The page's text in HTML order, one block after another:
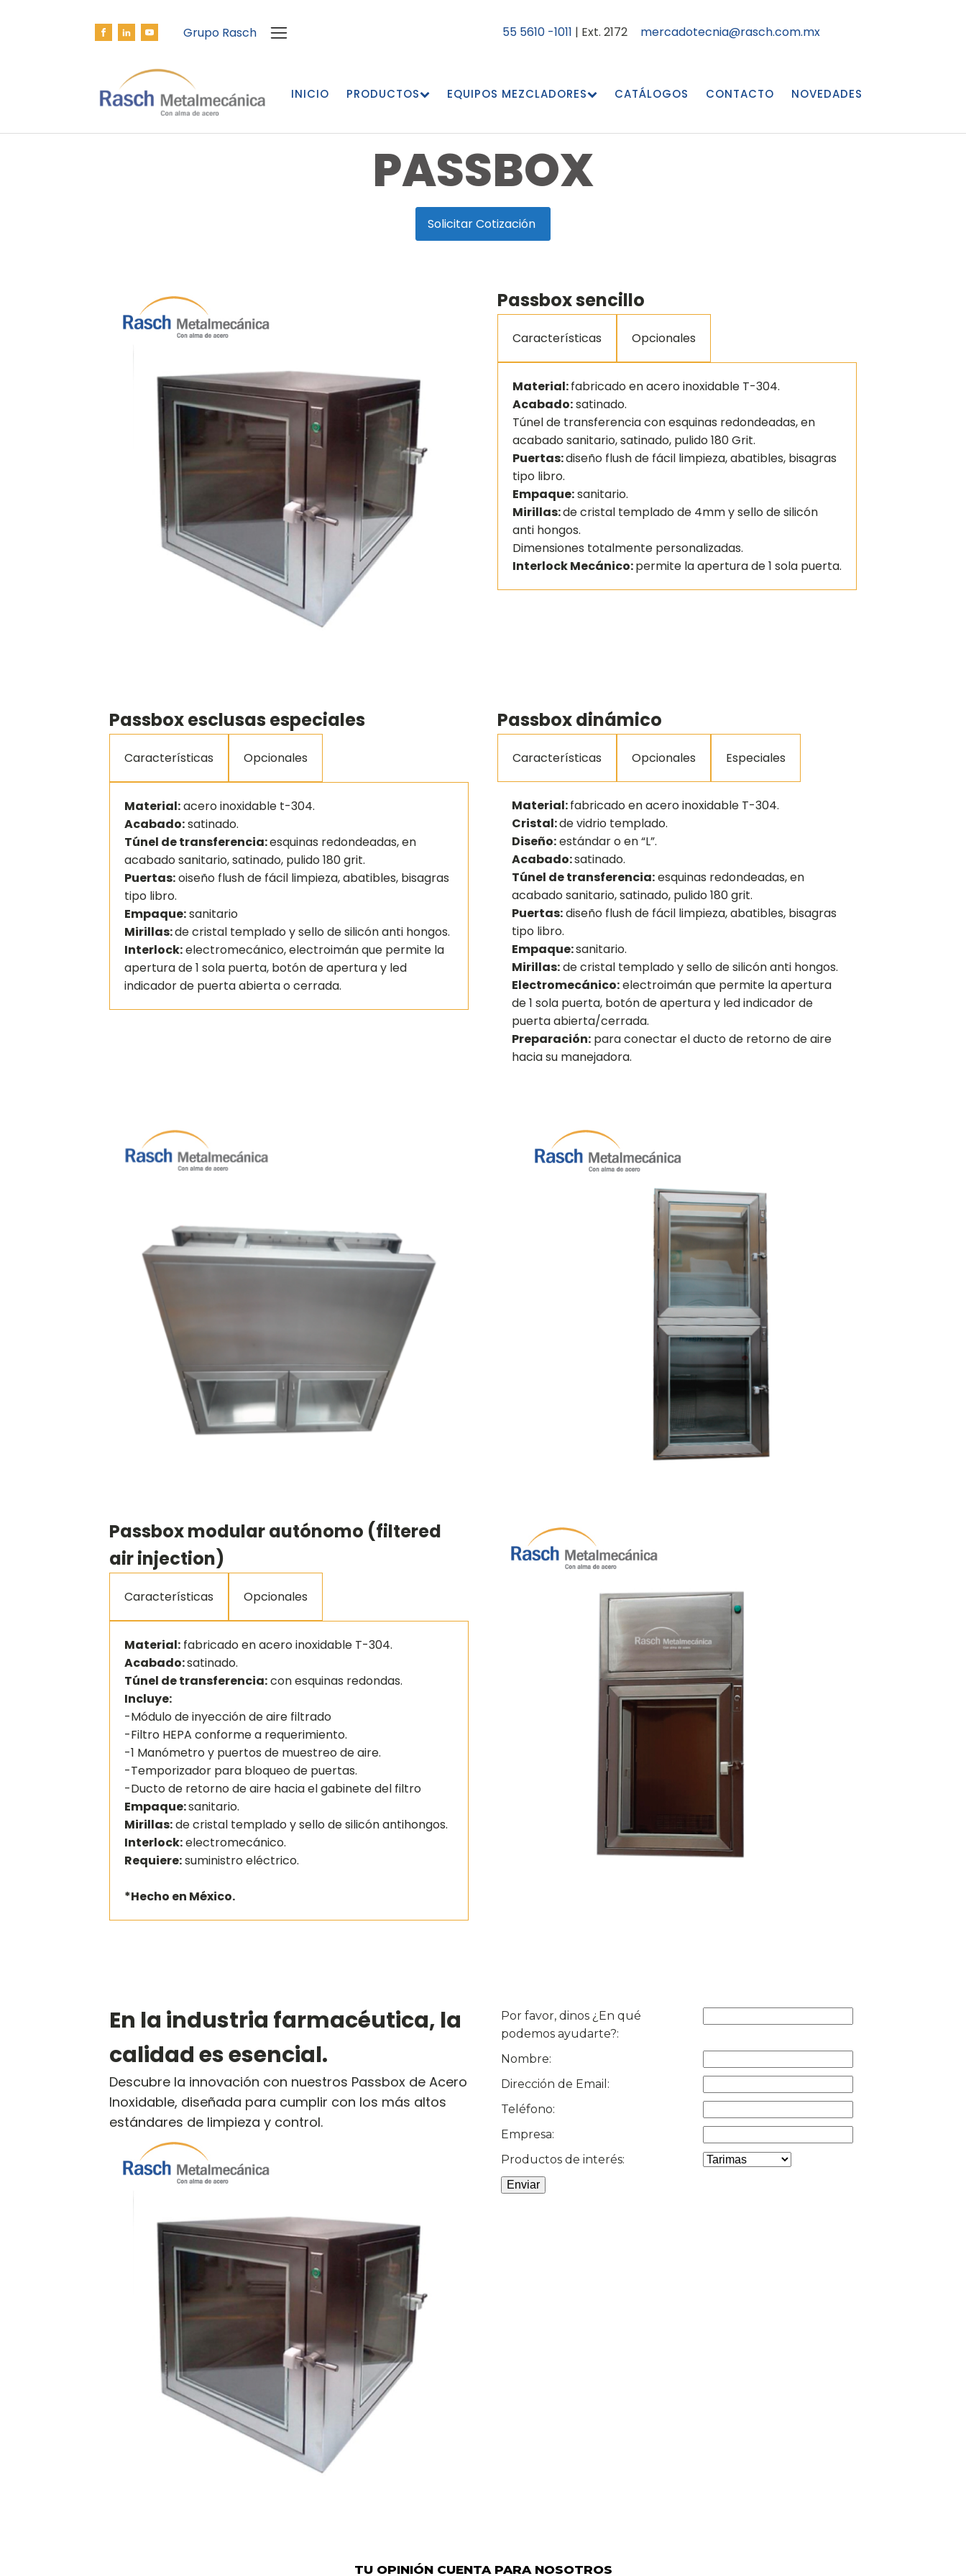
Grupo Rasch 55 5610 -1011 | Ext. 2172 mercadotecnia@rasch.com.mx
INICIO PRODUCTOS EQUIPOS MEZCLADORES CATÁLOGOS CONTACTO NOVEDADES
PASSBOX
Solicitar Cotización
Passbox sencillo
Características Opcionales
Material:fabricado en acero inoxidable T-304.
Acabado:satinado.
Túnel de transferencia con esquinas redondeadas, en
acabado sanitario, satinado, pulido 180 Grit.
Puertas:diseño flush de fácil limpieza, abatibles, bisagras
tipo libro.
Empaque:sanitario.
Mirillas:de cristal templado de 4mm y sello de silicón
anti hongos.
Dimensiones totalmente personalizadas.
Interlock Mecánico:permite la apertura de 1 sola puerta.
Passbox esclusas especiales
Características Opcionales
Material:acero inoxidable t-304.
Acabado:satinado.
Túnel de transferencia:esquinas redondeadas, en
acabado sanitario, satinado, pulido 180 grit.
Puertas:oiseño flush de fácil limpieza, abatibles, bisagras
tipo libro.
Empaque:sanitario
Mirillas:de cristal templado y sello de silicón anti hongos.
Interlock:electromecánico, electroimán que permite la
apertura de 1 sola puerta, botón de apertura y led
indicador de puerta abierta o cerrada.
Passbox dinámico
Características Opcionales Especiales
Material:fabricado en acero inoxidable T-304.
Cristal:de vidrio templado.
Diseño:estándar o en “L”.
Acabado:satinado.
Túnel de transferencia:esquinas redondeadas, en
acabado sanitario, satinado, pulido 180 grit.
Puertas:diseño flush de fácil limpieza, abatibles, bisagras
tipo libro.
Empaque:sanitario.
Mirillas:de cristal templado y sello de silicón anti hongos.
Electromecánico:electroimán que permite la apertura
de 1 sola puerta, botón de apertura y led indicador de
puerta abierta/cerrada.
Preparación: para conectar el ducto de retorno de aire
hacia su manejadora.
Passbox modular autónomo (filtered
air injection)
Características Opcionales
Material: fabricado en acero inoxidable T-304.
Acabado:satinado.
Túnel de transferencia:con esquinas redondas.
Incluye:
-Módulo de inyección de aire filtrado
-Filtro HEPA conforme a requerimiento.
-1 Manómetro y puertos de muestreo de aire.
-Temporizador para bloqueo de puertas.
-Ducto de retorno de aire hacia el gabinete del filtro
Empaque:sanitario.
Mirillas:de cristal templado y sello de silicón antihongos.
Interlock:electromecánico.
Requiere:suministro eléctrico.
*Hecho en México.
En la industria farmacéutica, la
calidad es esencial.
Descubre la innovación con nuestros Passbox de Acero
Inoxidable, diseñada para cumplir con los más altos
estándares de limpieza y control.
Por favor, dinos ¿En qué
podemos ayudarte?:
Nombre:
Dirección de Email:
Teléfono:
Empresa:
Productos de interés:
TU OPINIÓN CUENTA PARA NOSOTROS